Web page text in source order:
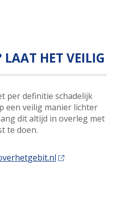
HET VEILIG
per definitie schadelijk
een veilig manier lichter
dit altijd in overleg met
te doen.